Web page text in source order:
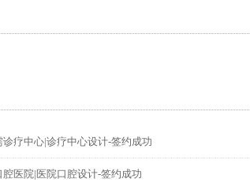
诊疗中心|诊疗中心设计-签约成功
腔医院|医院口腔设计-签约成功